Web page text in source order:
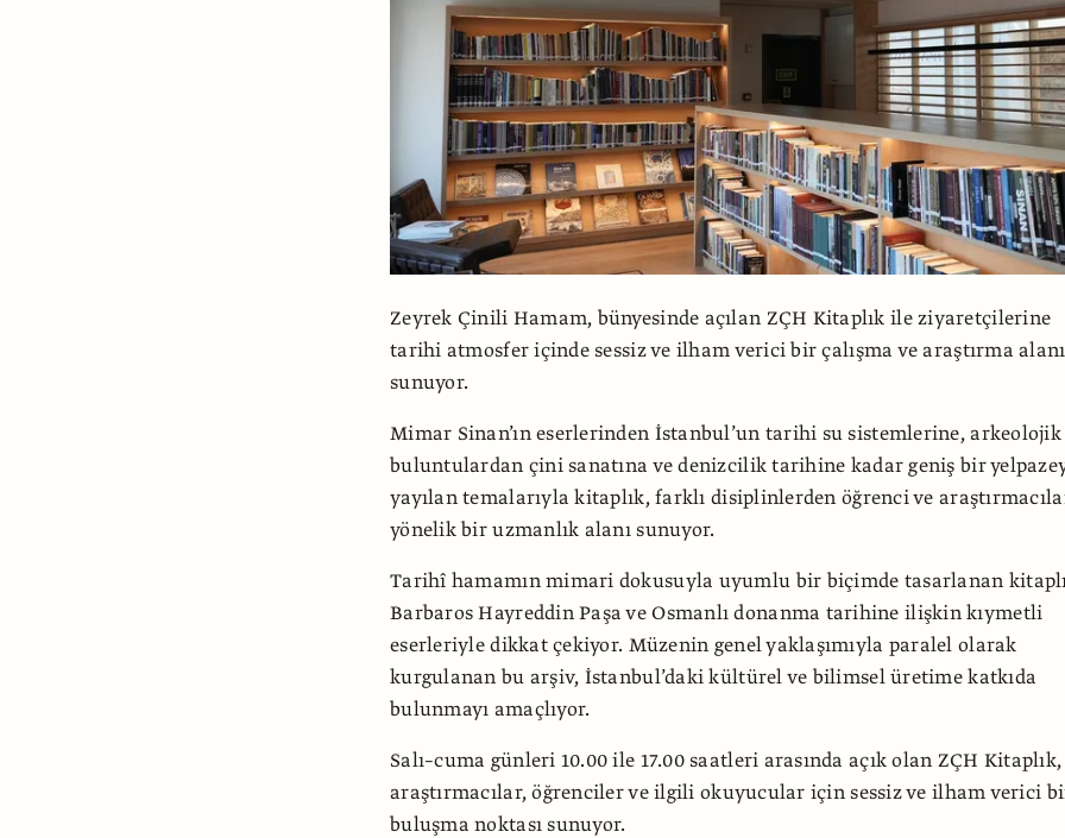
Zeyrek Çinili Hamam, bünyesinde açılan ZÇH Kitaplık ile ziyaretçilerine
tarihi atmosfer içinde sessiz ve ilham verici bir çalışma ve araştırma alanı
sunuyor.
Mimar Sinan’ın eserlerinden İstanbul’un tarihi su sistemlerine, arkeolojik
buluntulardan çini sanatına ve denizcilik tarihine kadar geniş bir
yayılan temalarıyla kitaplık, farklı disiplinlerden öğrenci ve
yönelik bir uzmanlık alanı sunuyor.
Tarihî hamamın mimari dokusuyla uyumlu bir biçimde tasarlanan
Barbaros Hayreddin Paşa ve Osmanlı donanma tarihine ilişkin kıymetli
eserleriyle dikkat çekiyor. Müzenin genel yaklaşımıyla paralel olarak
kurgulanan bu arşiv, İstanbul’daki kültürel ve bilimsel üretime katkıda
bulunmayı amaçlıyor.
Salı–cuma günleri 10.00 ile 17.00 saatleri arasında açık olan ZÇH Kitaplık,
araştırmacılar, öğrenciler ve ilgili okuyucular için sessiz ve ilham verici
buluşma noktası sunuyor.